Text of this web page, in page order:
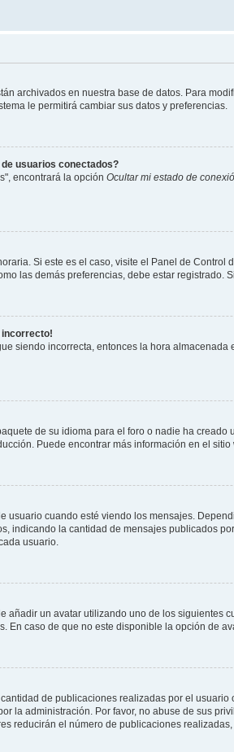
archivados en nuestra base de datos. Para
le permitirá cambiar sus datos y preferencias.
usuarios conectados?
encontrará la opción Ocultar mi estado de
Si este es el caso, visite el Panel de
las demás preferencias, debe estar registrado.
incorrecto!
siendo incorrecta, entonces la hora
de su idioma para el foro o nadie ha
Puede encontrar más información en el sitio
usuario cuando esté viendo los mensajes.
indicando la cantidad de mensajes publicados
usuario.
añadir un avatar utilizando uno de los
caso de que no este disponible la opción de
de publicaciones realizadas por el
la administración. Por favor, no abuse de sus
reducirán el número de publicaciones